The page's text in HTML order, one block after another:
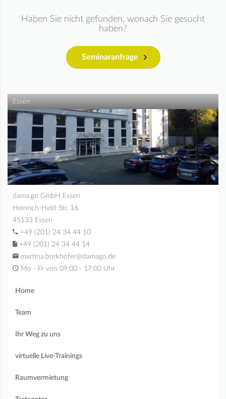
Haben Sie nicht gefunden, wonach Sie gesucht
haben?
Seminaranfrage
Essen
dama.go GmbH Essen
Heinrich-Held-Str. 16
45133 Essen
+49 (201) 24 34 44 10
+49 (201) 24 34 44 14
martina.borkhofer@damago.de
Mo - Fr von 09:00 - 17:00 Uhr
Home
Team
Ihr Weg zu uns
virtuelle Live-Trainings
Raumvermietung